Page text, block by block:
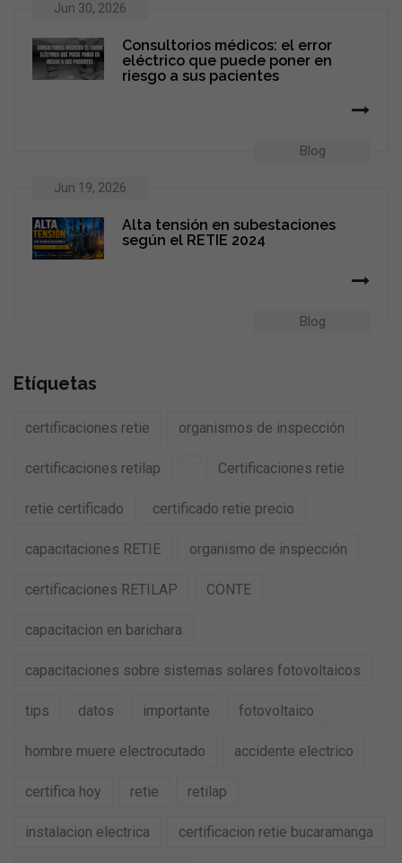
Jun 30, 2026
Blog
Consultorios médicos: el error
eléctrico que puede poner en
riesgo a sus pacientes
Jun 19, 2026
Blog
Alta tensión en subestaciones
según el RETIE 2024
Etíquetas
certificaciones retie organismos de inspección
certificaciones retilap Certificaciones retie
retie certificado certificado retie precio
capacitaciones RETIE organismo de inspección
certificaciones RETILAP CONTE
capacitacion en barichara
capacitaciones sobre sistemas solares fotovoltaicos
tips datos importante fotovoltaico
hombre muere electrocutado accidente electrico
certifica hoy retie retilap
instalacion electrica certificacion retie bucaramanga